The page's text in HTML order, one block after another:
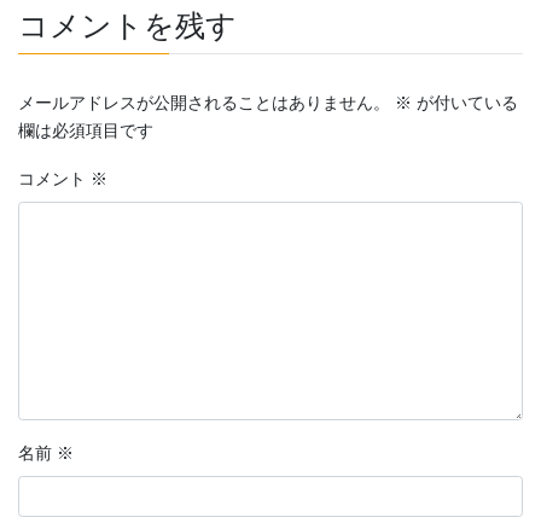
コメントを残す
メールアドレスが公開されることはありません。 ※ が付いている
欄は必須項目です
コメント ※
名前 ※